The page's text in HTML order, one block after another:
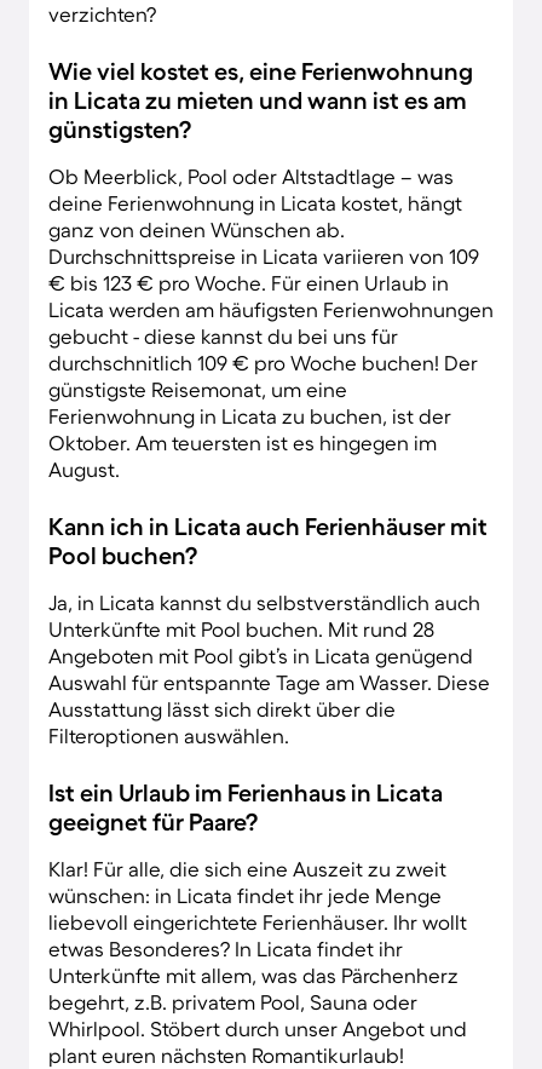
verzichten?
Wie viel kostet es, eine Ferienwohnung
in Licata zu mieten und wann ist es am
günstigsten?
Ob Meerblick, Pool oder Altstadtlage – was
deine Ferienwohnung in Licata kostet, hängt
ganz von deinen Wünschen ab.
Durchschnittspreise in Licata variieren von 109
€ bis 123 € pro Woche. Für einen Urlaub in
Licata werden am häufigsten Ferienwohnungen
gebucht - diese kannst du bei uns für
durchschnitlich 109 € pro Woche buchen! Der
günstigste Reisemonat, um eine
Ferienwohnung in Licata zu buchen, ist der
Oktober. Am teuersten ist es hingegen im
August.
Kann ich in Licata auch Ferienhäuser mit
Pool buchen?
Ja, in Licata kannst du selbstverständlich auch
Unterkünfte mit Pool buchen. Mit rund 28
Angeboten mit Pool gibt’s in Licata genügend
Auswahl für entspannte Tage am Wasser. Diese
Ausstattung lässt sich direkt über die
Filteroptionen auswählen.
Ist ein Urlaub im Ferienhaus in Licata
geeignet für Paare?
Klar! Für alle, die sich eine Auszeit zu zweit
wünschen: in Licata findet ihr jede Menge
liebevoll eingerichtete Ferienhäuser. Ihr wollt
etwas Besonderes? In Licata findet ihr
Unterkünfte mit allem, was das Pärchenherz
begehrt, z.B. privatem Pool, Sauna oder
Whirlpool. Stöbert durch unser Angebot und
plant euren nächsten Romantikurlaub!